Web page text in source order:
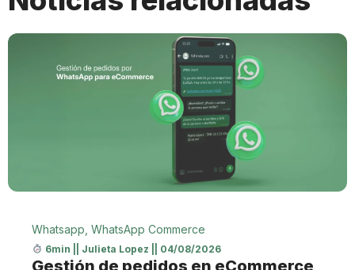
Whatsapp WhatsApp Commerce
6min Julieta Lopez 04/08/2026
Gestión de pedidos en eCommerce